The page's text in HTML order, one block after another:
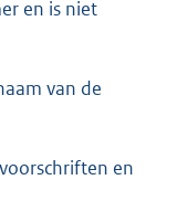
en is niet
van de
en